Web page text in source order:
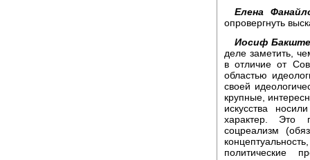
Елена
опровергнуть
Иосиф
деле заметить,
в отличие от
областью
своей
крупные,
искусства
характер. Это
соцреализм
политические